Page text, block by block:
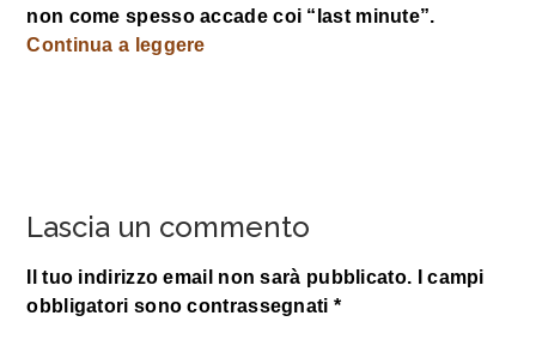
non come spesso accade coi “last minute”.
Continua a leggere
Lascia un commento
Il tuo indirizzo email non sarà pubblicato.
I campi
obbligatori sono contrassegnati *